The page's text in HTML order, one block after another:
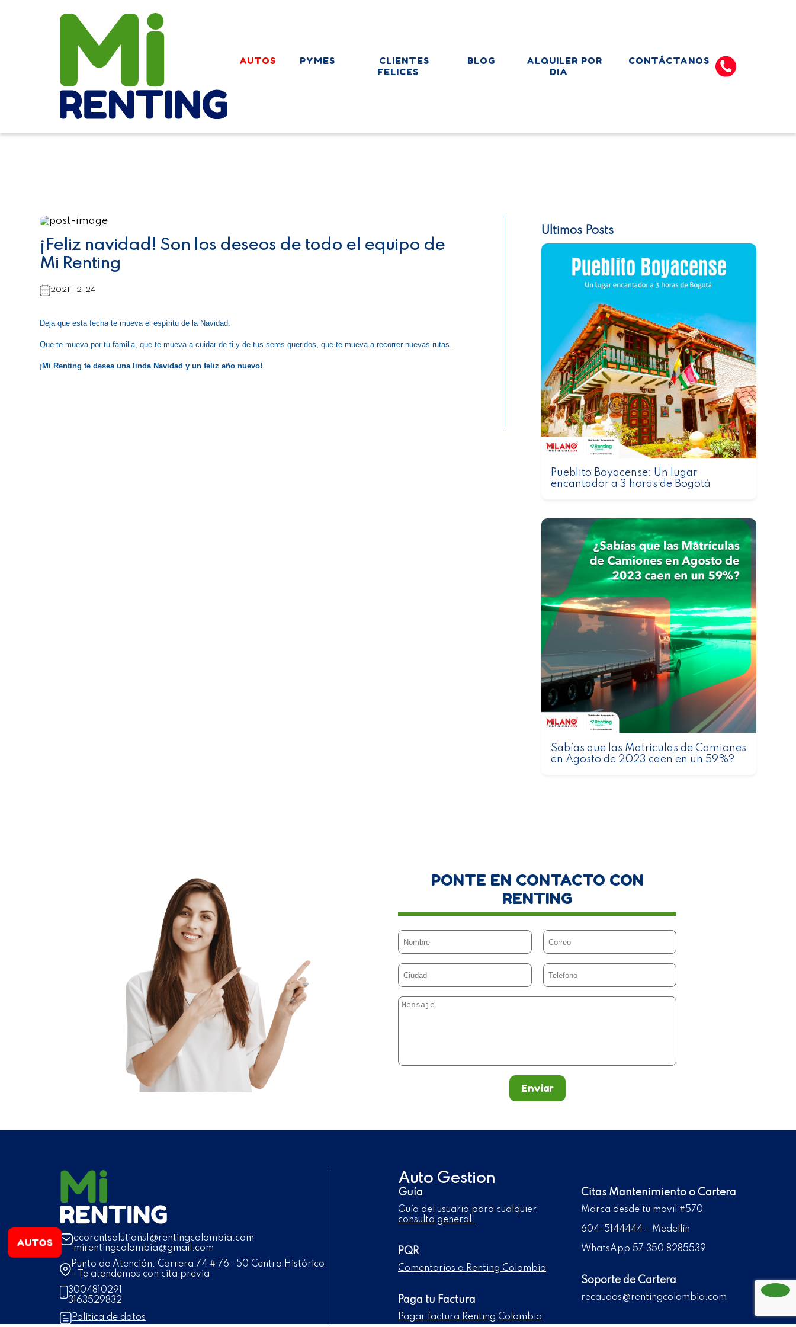
AUTOS PYMES
CLIENTES
FELICES
BLOG
ALQUILER POR
DIA
CONTÁCTANOS
¡Feliz navidad! Son los deseos de todo el equipo de
Mi Renting
2021-12-24
Deja que esta fecha te mueva el espíritu de la Navidad.
Que te mueva por tu familia, que te mueva a cuidar de ti y de tus seres queridos, que te mueva a recorrer nuevas rutas.
¡Mi Renting te desea una linda Navidad y un feliz año nuevo!
Ultimos Posts
Pueblito Boyacense: Un lugar
encantador a 3 horas de Bogotá
Sabías que las Matrículas de Camiones
en Agosto de 2023 caen en un 59%?
AUTOS
PONTE EN CONTACTO CON
RENTING
Enviar
ecorentsolutions1@rentingcolombia.com
mirentingcolombia@gmail.com
Punto de Atención: Carrera 74 # 76- 50 Centro Histórico
- Te atendemos con cita previa
3004810291
3163529832
Política de datos
Auto Gestion
Guía
Guía del usuario para cualquier
consulta general.
PQR
Comentarios a Renting Colombia
Paga tu Factura
Pagar factura Renting Colombia
Citas Mantenimiento o Cartera
Marca desde tu movil #570
604-5144444 - Medellín
WhatsApp 57 350 8285539
Soporte de Cartera
recaudos@rentingcolombia.com